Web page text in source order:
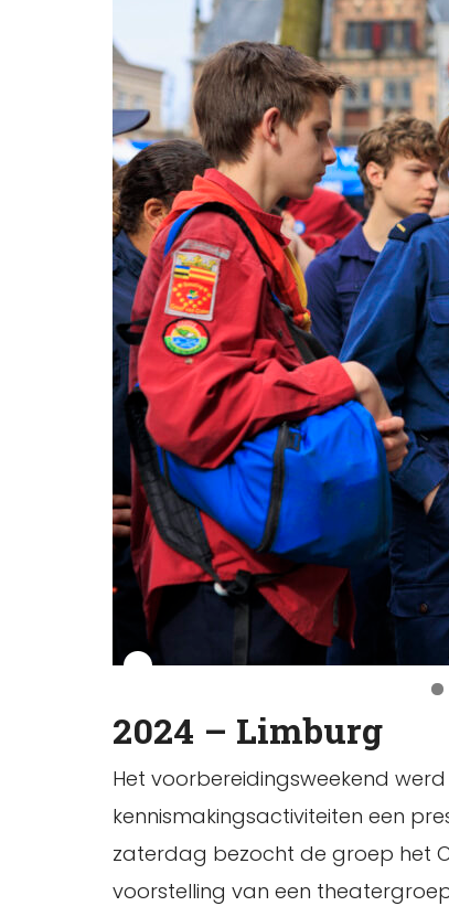
2024 – Limburg
Het voorbereidingsweekend
kennismakingsactiviteiten een
zaterdag bezocht de groep het
voorstelling van een